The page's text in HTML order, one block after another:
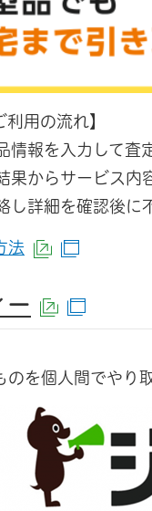
利用の流れ】
情報を入力して査
果からサービス内
し詳細を確認後に
法 （外部サイ
ー （外部
のを個人間でやり